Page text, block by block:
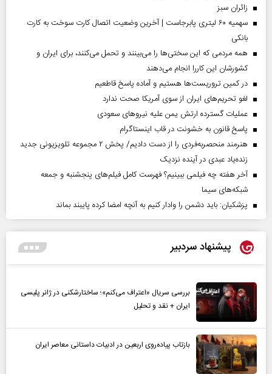
‌زائران سبز
سهمیه ۶۰ لیتری پابرجاست | آخرین وضعیت اتصال کارت سوخت به کارت
بانکی
همه مردمی که این سختی‌ها را می‌بینند و تحمل می‌کنند، برای ایران و
کشورشان این کاررا انجام می‌دهند
در کمین تروریست‌ها هستیم و آماده پاسخ قاطعیم
لغو تحریم‌های ایران از سوی آمریکا صحت ندارد
عملیات گسترده ارتش یمن علیه نیروهای سعودی
پاسخ قانون به خشونت در قاب اینستاگرام
هنرمند منحصر‌به‌فردی را از دست دادیم/ پخش ۲ مجموعه تلویزیونی جدید
زنده‌یاد عبدی در آینده نزدیک
آخر هفته چه فیلمی ببینیم؟ فهرست کامل فیلم‌های پنجشنبه و جمعه
شبکه‌های سیما
پزشکیان: باید دشمن را وادار کنیم به آنچه امضا کرده پایبند بماند
پیشنهاد سردبیر
بررسی سریال «اعتراف می‌کنم»؛ ساختارشکنی در ژانر پلیسی
ایران + نقد و تحلیل
بازتاب پیاده‌روی اربعین در ادبیات داستانی معاصر ایران